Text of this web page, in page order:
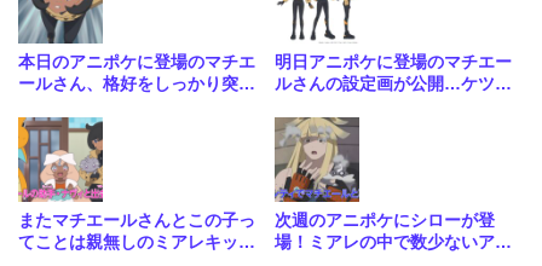
本日のアニポケに登場のマチエ
ールさん、格好をしっかり突っ
明日アニポケに登場のマチエー
ルさんの設定画が公開…ケツが
またマチエールさんとこの子っ
てことは親無しのミアレキッズ
次週のアニポケにシローが登
場！ミアレの中で数少ないアニ